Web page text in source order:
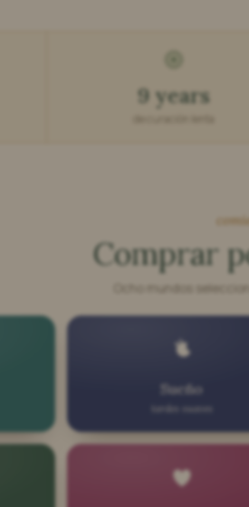
9 years
Comprar
Ocho mundos
Sueño
tardes suaves